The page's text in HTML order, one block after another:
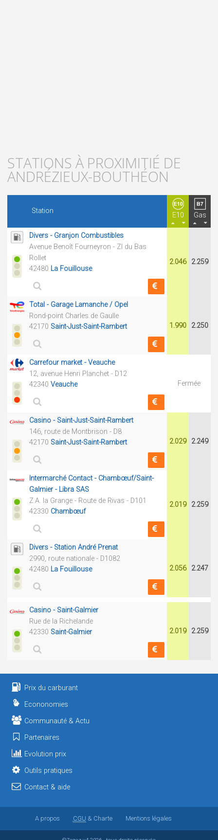
STATIONS À PROXIMITIÉ DE
ANDRÉZIEUX-BOUTHÉON
Station
E10 Gas
Divers - Granjon Combustibles
Avenue Benoît Fourneyron - ZI du Bas
Rollet
42480 La Fouillouse
2.046 2.259
Total - Garage Lamanche / Opel
Rond-point Charles de Gaulle
42170 Saint-Just-Saint-Rambert 1.990 2.250
Carrefour market - Veauche
12, avenue Henri Planchet - D12
42340 Veauche Fermée
Casino - Saint-Just-Saint-Rambert
146, route de Montbrison - D8
42170 Saint-Just-Saint-Rambert 2.029 2.249
Intermarché Contact - Chambœuf/Saint-
Galmier - Libra SAS
Z.A. la Grange - Route de Rivas - D101
42330 Chambœuf
2.019 2.259
Divers - Station André Prenat
2990, route nationale - D1082
42480 La Fouillouse 2.056 2.247
Casino - Saint-Galmier
Rue de la Richelande
42330 Saint-Galmier 2.019 2.259
Prix du carburant
Econonomies
Communauté & Actu
Partenaires
Evolution prix
Outils pratiques
Contact & aide
A propos CGU & Charte Mentions légales